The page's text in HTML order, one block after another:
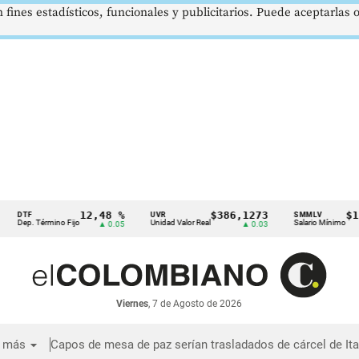
Fijo ▲ 0.05
UVR
Unidad Valor Real
$386,1273
▲ 0.03
SMMLV
Salario Mínimo
Viernes, 7 de Agosto de 2026
arrow_drop_down Capos de mesa de paz serían trasladados de cárcel de
estadísticos, funcionales y publicitarios. Puede aceptarlas